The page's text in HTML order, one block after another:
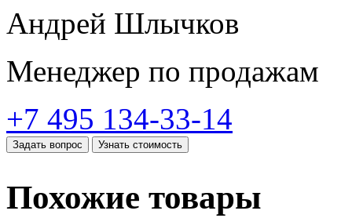
Андрей Шлычков
Менеджер по продажам
+7 495 134-33-14
Задать вопрос Узнать стоимость
Похожие товары